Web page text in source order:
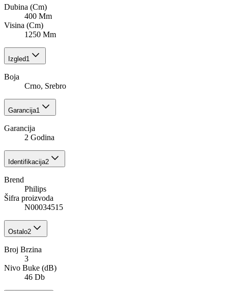
Dubina (Cm)
400 Mm
Visina (Cm)
1250 Mm
Izgled1
Boja
Crno, Srebro
Garancija1
Garancija
2 Godina
Identifikacija2
Brend
Philips
Šifra proizvoda
N00034515
Ostalo2
Broj Brzina
3
Nivo Buke (dB)
46 Db